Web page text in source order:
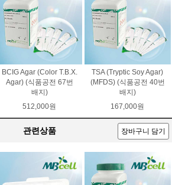
BCIG Agar (Color T.B.X.
Agar) (식품공전 67번
배지)
512,000원
TSA (Tryptic Soy Agar)
(MFDS) (식품공전 40번
배지)
167,000원
관련상품 장바구니 담기